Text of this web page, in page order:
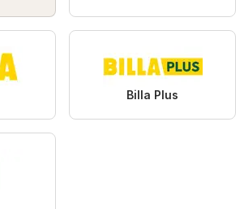
Billa Plus